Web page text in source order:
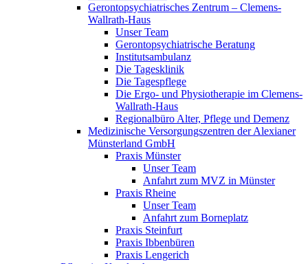
Gerontopsychiatrisches Zentrum – Clemens-
Wallrath-Haus
Unser Team
Gerontopsychiatrische Beratung
Institutsambulanz
Die Tagesklinik
Die Tagespflege
Die Ergo- und Physiotherapie im Clemens-
Wallrath-Haus
Regionalbüro Alter, Pflege und Demenz
Medizinische Versorgungszentren der Alexianer
Münsterland GmbH
Praxis Münster
Unser Team
Anfahrt zum MVZ in Münster
Praxis Rheine
Unser Team
Anfahrt zum Borneplatz
Praxis Steinfurt
Praxis Ibbenbüren
Praxis Lengerich